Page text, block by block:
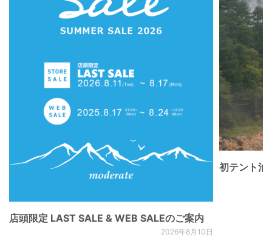
店頭限定 LAST SALE & WEB SALEのご案内
2026年8月10日
初テント